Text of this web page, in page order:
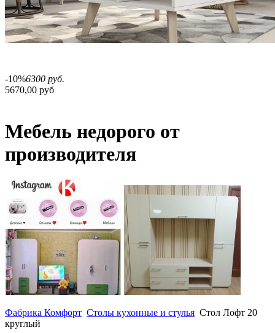
-10%6300 руб.
5670,00 руб
Мебель недорого от
производителя
Фабрика Комфорт Столы кухонные и стулья Стол Лофт 20
круглый